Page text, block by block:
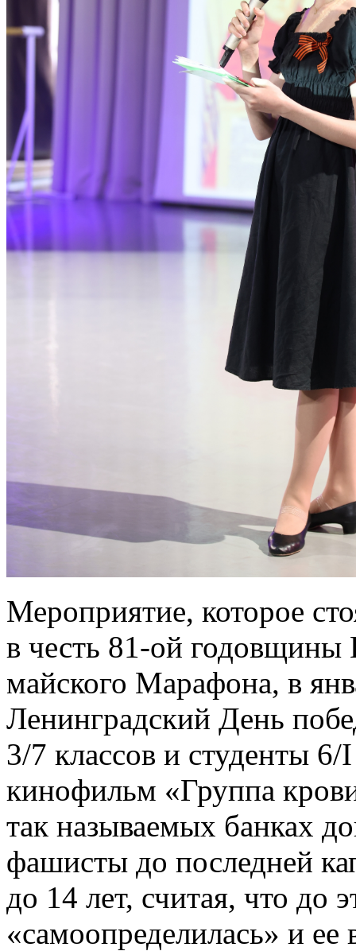
Мероприятие, которое
в честь 81-ой
майского Марафона, в
Ленинградский День
3/7 классов и студенты
кинофильм «Группа
так называемых банках
фашисты до последней
до 14 лет, считая, что до
«самоопределилась» и